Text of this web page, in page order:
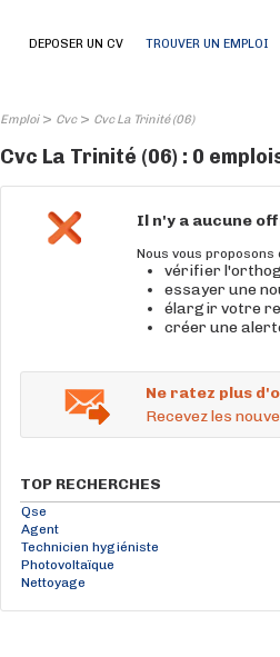
DEPOSER UN CV TROUVER UN EMPLOI
Emploi> Cvc> Cvc La Trinité (06)
Cvc La Trinité (06) : 0
Il n'y a aucune
Nous vous proposons
vérifier
essayer une
élargir votre
créer une
Ne ratez plus
Recevez les
TOP RECHERCHES
Qse
Agent
Technicien hygiéniste
Photovoltaïque
Nettoyage